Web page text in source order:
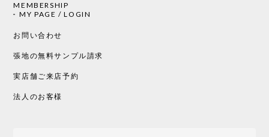
MEMBERSHIP
MY PAGE / LOGIN
お問い合わせ
張地の無料サンプル請求
実店舗ご来店予約
法人のお客様